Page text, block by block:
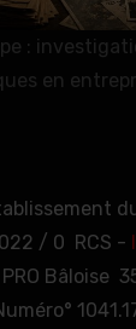
:
en
/ 0 RCS -
Bâloise